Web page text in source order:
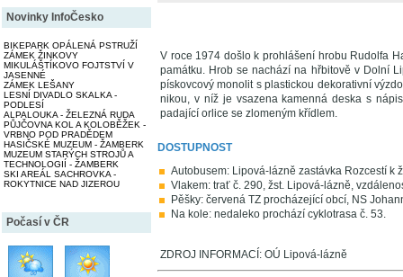
Novinky InfoČesko
BIKEPARK OPÁLENÁ PSTRUŽÍ
ZÁMEK ŽINKOVY
MIKULÁŠTÍKOVO FOJTSTVÍ V
JASENNÉ
ZÁMEK LEŠANY
LESNÍ DIVADLO SKALKA -
PODLESÍ
ALPALOUKA - ŽELEZNÁ RUDA
PŮJČOVNA KOL A KOLOBĚŽEK -
VRBNO POD PRADĚDEM
HASIČSKÉ MUZEUM - ŽAMBERK
MUZEUM STARÝCH STROJŮ A
TECHNOLOGIÍ - ŽAMBERK
SKI AREÁL SACHROVKA -
ROKYTNICE NAD JIZEROU
Počasí v ČR
V roce 1974 došlo k prohlášení hrobu Rudolfa
památku. Hrob se nachází na hřbitově v Dolní
pískovcový monolit s plastickou dekorativní
nikou, v níž je vsazena kamenná deska s
padající orlice se zlomeným křídlem.
DOSTUPNOST
Autobusem: Lipová-lázně zastávka Rozcestí k
Vlakem: trať č. 290, žst. Lipová-lázně,
Pěšky: červená TZ procházející obcí, NS
Na kole: nedaleko prochází cyklotrasa č. 53.
ZDROJ INFORMACÍ: OÚ Lipová-lázně